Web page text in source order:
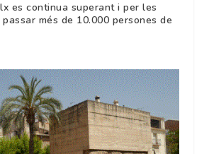
es continua superant i per les
més de 10.000 persones de